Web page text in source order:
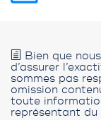
Bien que
d’assurer
sommes pas
omission
toute
représentant du